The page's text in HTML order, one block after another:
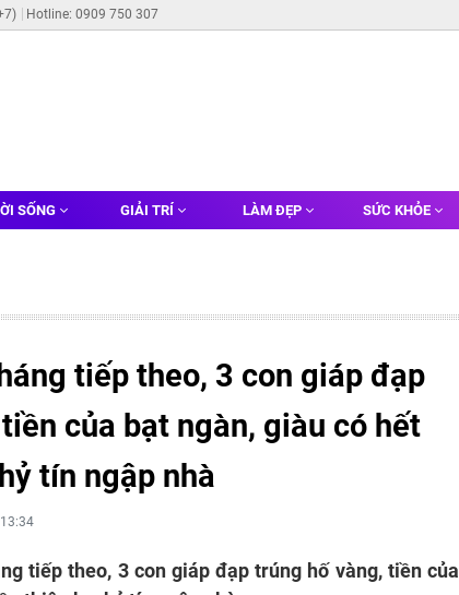
Hotline: 0909 750 307
SỐNG GIẢI TRÍ LÀM ĐẸP SỨC KHỎE
tiếp theo, 3 con giáp đạp
của bạt ngàn, giàu có hết
tín ngập nhà
tiếp theo, 3 con giáp đạp trúng hố vàng, tiền của